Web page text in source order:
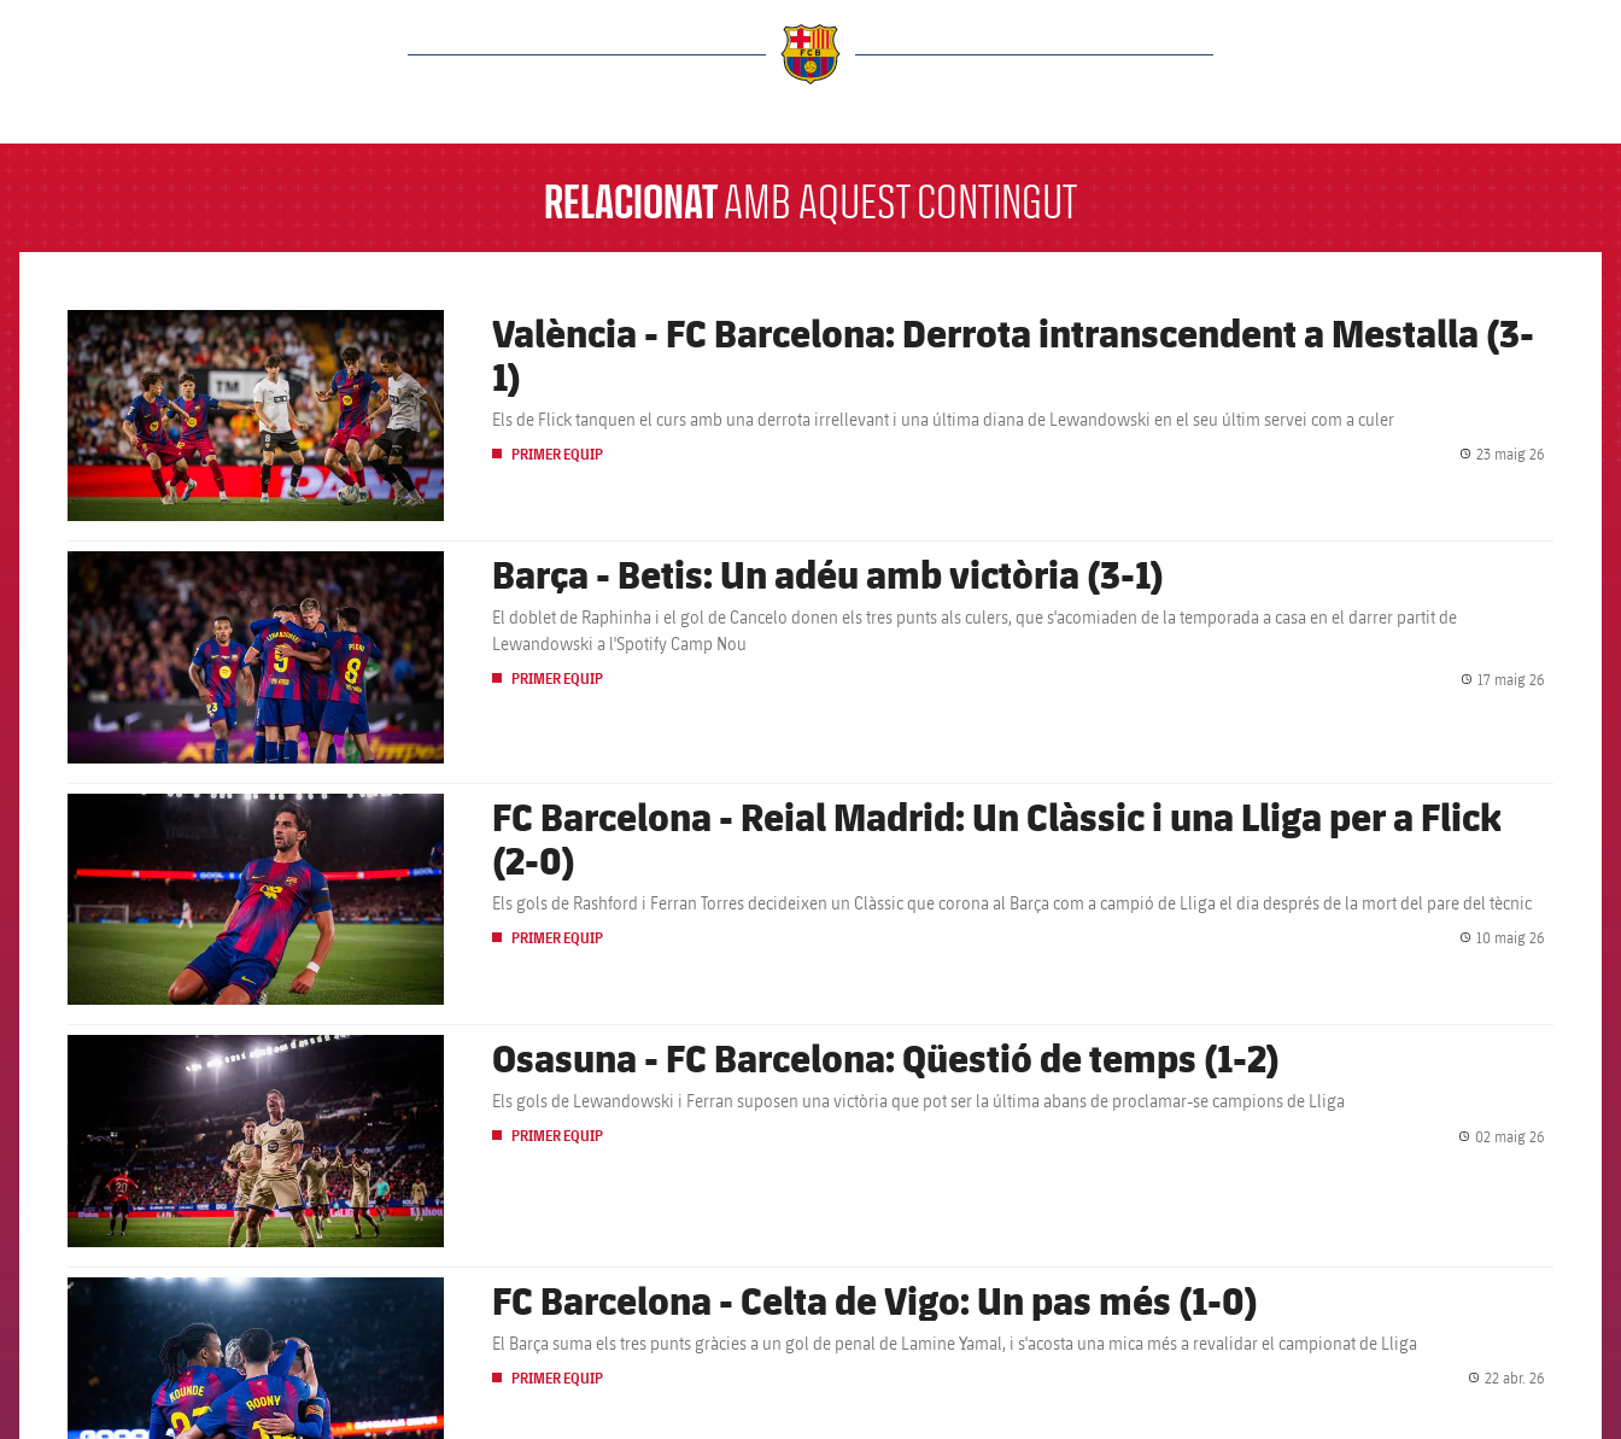
RELACIONATAMB AQUEST CONTINGUT
FCB Barcelona badge
València - FC Barcelona: Derrota intranscendent a Mestalla (3-
1)
Els de Flick tanquen el curs amb una derrota irrellevant i una última diana de Lewandowski en el seu últim servei com a culer
PRIMER EQUIP 23 maig 26
FCB Barcelona badge Barça - Betis: Un adéu amb victòria (3-1)
El doblet de Raphinha i el gol de Cancelo donen els tres punts als culers, que s'acomiaden de la temporada a casa en el darrer partit de
Lewandowski a l'Spotify Camp Nou
PRIMER EQUIP 17 maig 26
FCB Barcelona badge
FC Barcelona - Reial Madrid: Un Clàssic i una Lliga per a Flick
(2-0)
Els gols de Rashford i Ferran Torres decideixen un Clàssic que corona al Barça com a campió de Lliga el dia després de la mort del pare del tècnic
PRIMER EQUIP 10 maig 26
FCB Barcelona badge Osasuna - FC Barcelona: Qüestió de temps (1-2)
Els gols de Lewandowski i Ferran suposen una victòria que pot ser la última abans de proclamar-se campions de Lliga
PRIMER EQUIP 02 maig 26
FCB Barcelona badge FC Barcelona - Celta de Vigo: Un pas més (1-0)
El Barça suma els tres punts gràcies a un gol de penal de Lamine Yamal, i s'acosta una mica més a revalidar el campionat de Lliga
PRIMER EQUIP 22 abr. 26